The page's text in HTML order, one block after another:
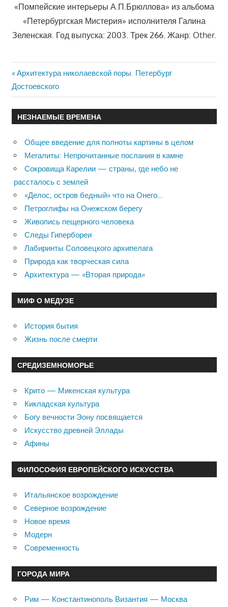
«Помпейские интерьеры А.П.Брюллова» из альбома
«Петербургская Мистерия» исполнителя Галина
Зеленская. Год выпуска: 2003. Трек 266. Жанр: Other.
Навигация
по
записям
Previous
Post:
Архитектура николаевской поры. Петербург
Достоевского
НЕЗНАЕМЫЕ ВРЕМЕНА
Общее введение для полноты картины в целом
Мегалиты: Непрочитанные послания в камне
Сокровища Карелии — страны, где небо не
рассталось с землей
«Делос, остров бедный» что на Онего…
Петроглифы на Онежском берегу
Живопись пещерного человека
Следы Гипербореи
Лабиринты Соловецкого архипелага
Природа как творческая сила
Архитектура — «Вторая природа»
МИФ О МЕДУЗЕ
История бытия
Жизнь после смерти
СРЕДИЗЕМНОМОРЬЕ
Крито — Микенская культура
Кикладская культура
Богу вечности Эону посвящается
Искусство древней Эллады
Афины
ФИЛОСОФИЯ ЕВРОПЕЙСКОГО ИСКУССТВА
Итальянское возрождение
Северное возрождение
Новое время
Модерн
Современность
ГОРОДА МИРА
Рим — Константинополь Византия — Москва